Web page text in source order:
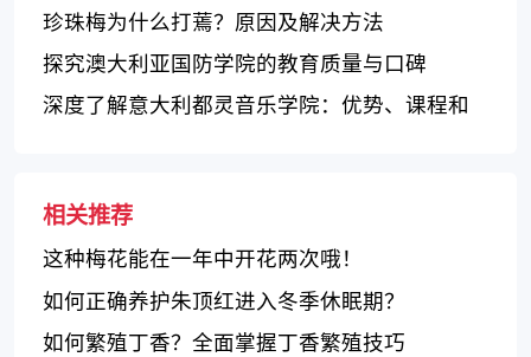
珍珠梅为什么打蔫？原因及解决方法
探究澳大利亚国防学院的教育质量与口碑
深度了解意大利都灵音乐学院：优势、课程和
相关推荐
这种梅花能在一年中开花两次哦！
如何正确养护朱顶红进入冬季休眠期？
如何繁殖丁香？全面掌握丁香繁殖技巧